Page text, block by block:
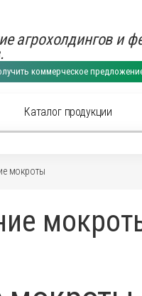
агрохолдингов и
коммерческое
Каталог продукции
Категории
Аксессуары: маркировка
Антибактериальные вет
Витамины
мокроты